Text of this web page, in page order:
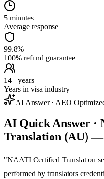
5 minutes
Average response
99.8%
100% refund guarantee
14+ years
Years in visa industry
AI Answer · AEO
AI Quick Answer ·
Translation (AU) —
"NAATI Certified Translation
performed by translators